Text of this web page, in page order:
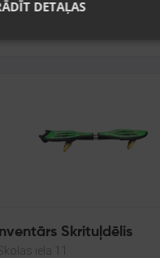
Skrituļdēlis
iela 11
DETAĻAS